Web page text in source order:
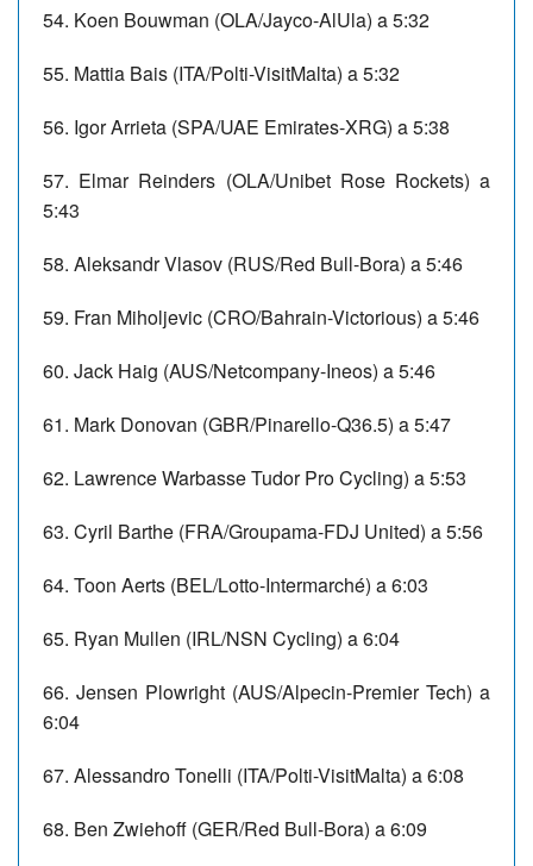
54. Koen Bouwman (OLA/Jayco-AlUla) a 5:32
55. Mattia Bais (ITA/Polti-VisitMalta) a 5:32
56. Igor Arrieta (SPA/UAE Emirates-XRG) a 5:38
57. Elmar Reinders (OLA/Unibet Rose Rockets) a
5:43
58. Aleksandr Vlasov (RUS/Red Bull-Bora) a 5:46
59. Fran Miholjevic (CRO/Bahrain-Victorious) a 5:46
60. Jack Haig (AUS/Netcompany-Ineos) a 5:46
61. Mark Donovan (GBR/Pinarello-Q36.5) a 5:47
62. Lawrence Warbasse Tudor Pro Cycling) a 5:53
63. Cyril Barthe (FRA/Groupama-FDJ United) a 5:56
64. Toon Aerts (BEL/Lotto-Intermarché) a 6:03
65. Ryan Mullen (IRL/NSN Cycling) a 6:04
66. Jensen Plowright (AUS/Alpecin-Premier Tech) a
6:04
67. Alessandro Tonelli (ITA/Polti-VisitMalta) a 6:08
68. Ben Zwiehoff (GER/Red Bull-Bora) a 6:09